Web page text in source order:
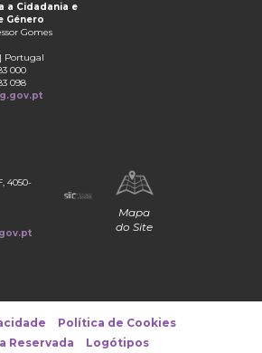
a Cidadania e
Género
Gomes
Portugal
000
098
4050-
Mapa
do Site
Política de Cookies
Reservada Logótipos